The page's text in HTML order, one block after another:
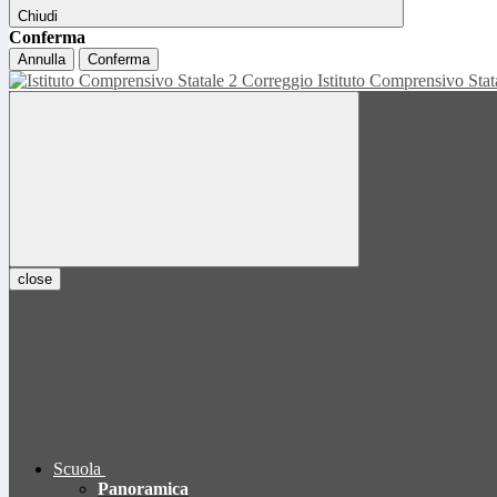
Chiudi
Conferma
Annulla Conferma
Istituto Comprensivo
close
Scuola
Panoramica